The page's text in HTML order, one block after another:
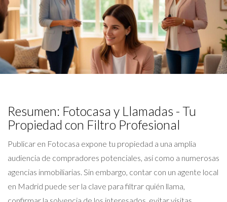
Resumen: Fotocasa y Llamadas - Tu
Propiedad con Filtro Profesional
Publicar en Fotocasa expone tu propiedad a una amplia
audiencia de compradores potenciales, así como a numerosas
agencias inmobiliarias. Sin embargo, contar con un agente local
en Madrid puede ser la clave para filtrar quién llama,